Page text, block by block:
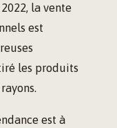
la vente
est
les produits
est à